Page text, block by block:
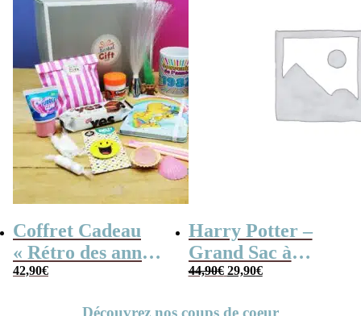
Coffret Cadeau
« Rétro des années
80 » Femme –
42,90€
Harry Potter –
Grand Sac à
Bandoulière
44,90€ Le
prix
29,90€Le
prix
Découvrez nos coups de coeur